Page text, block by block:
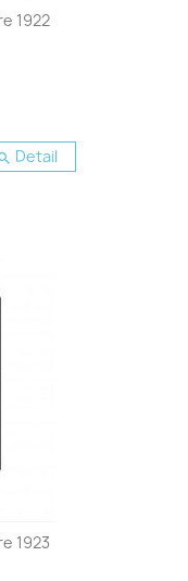
1922
Detail
1923